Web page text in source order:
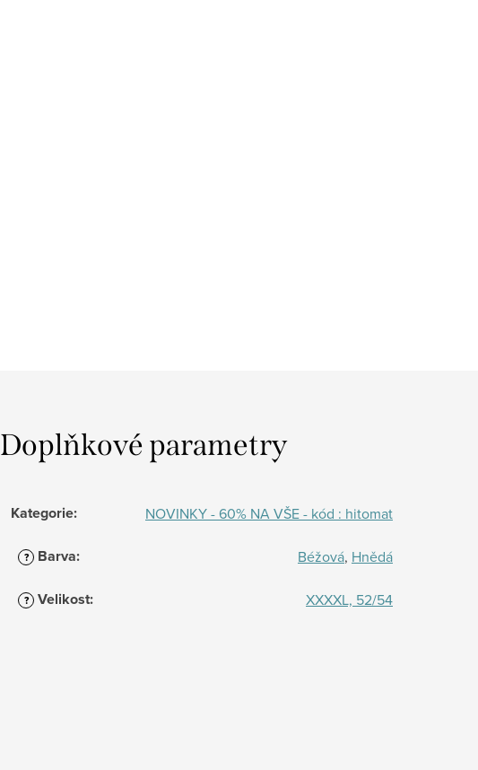
Doplňkové parametry
Kategorie: NOVINKY - 60% NA VŠE - kód : hitomat
? Barva: Béžová, Hnědá
? Velikost: XXXXL, 52/54